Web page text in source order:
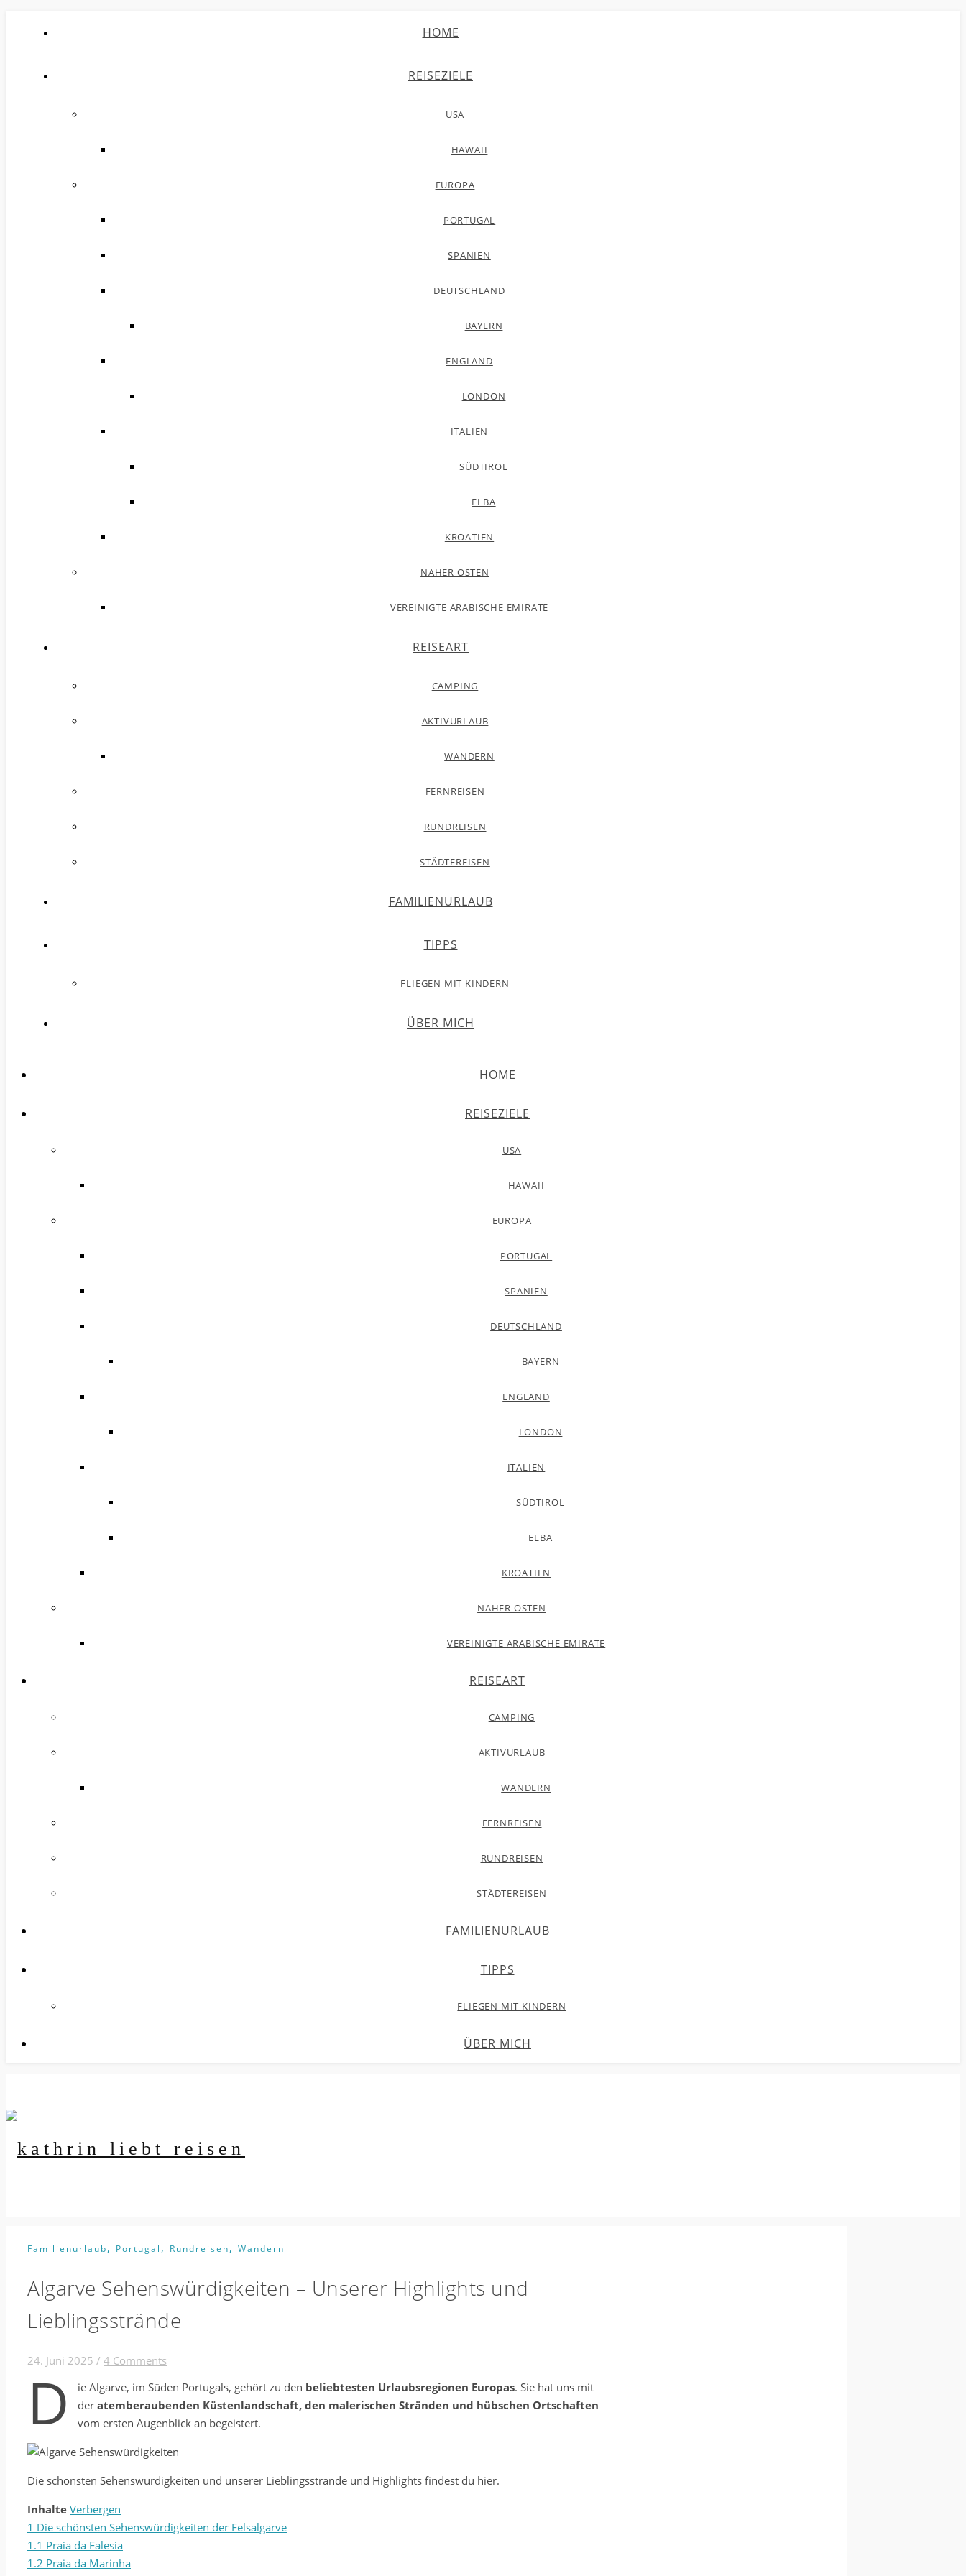
HOME
REISEZIELE
USA
HAWAII
EUROPA
PORTUGAL
SPANIEN
DEUTSCHLAND
BAYERN
ENGLAND
LONDON
ITALIEN
SÜDTIROL
ELBA
KROATIEN
NAHER OSTEN
VEREINIGTE ARABISCHE EMIRATE
REISEART
CAMPING
AKTIVURLAUB
WANDERN
FERNREISEN
RUNDREISEN
STÄDTEREISEN
FAMILIENURLAUB
TIPPS
FLIEGEN MIT KINDERN
ÜBER MICH
HOME
REISEZIELE
USA
HAWAII
EUROPA
PORTUGAL
SPANIEN
DEUTSCHLAND
BAYERN
ENGLAND
LONDON
ITALIEN
SÜDTIROL
ELBA
KROATIEN
NAHER OSTEN
VEREINIGTE ARABISCHE EMIRATE
REISEART
CAMPING
AKTIVURLAUB
WANDERN
FERNREISEN
RUNDREISEN
STÄDTEREISEN
FAMILIENURLAUB
TIPPS
FLIEGEN MIT KINDERN
ÜBER MICH
Familienurlaub, Portugal , Rundreisen, Wandern
Algarve Sehenswürdigkeiten – Unserer Highlights und
Lieblingsstrände
24. Juni 2025 / 4 Comments
D ie Algarve, im Süden Portugals, gehört zu den beliebtesten Urlaubsregionen Europas. Sie hat uns mit
der atemberaubenden Küstenlandschaft, den malerischen Stränden und hübschen Ortschaften
vom ersten Augenblick an begeistert.
Die schönsten Sehenswürdigkeiten und unserer Lieblingsstrände und Highlights findest du hier.
Inhalte Verbergen
1 Die schönsten Sehenswürdigkeiten der Felsalgarve
1.1 Praia da Falesia
1.2 Praia da Marinha